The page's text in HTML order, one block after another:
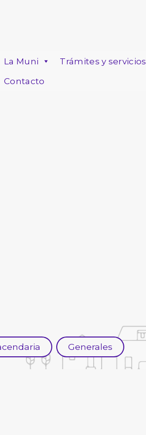
La Muni Trámites y servicios
Contacto
Generales